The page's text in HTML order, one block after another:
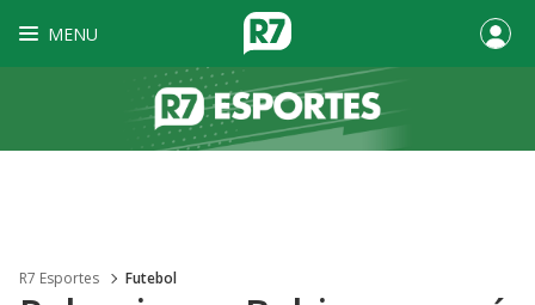
MENU
R7 Esportes Futebol